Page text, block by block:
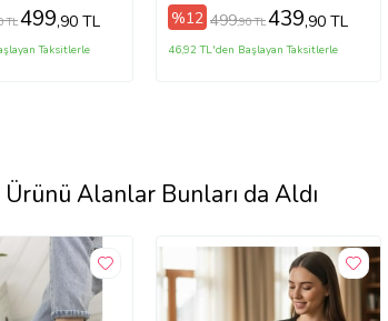
TL499,90 TL
Taksitlerle
%12 499,90 TL439,90 TL
46,92 TL'den Başlayan Taksitlerle
Ürünü Alanlar Bunları da Aldı